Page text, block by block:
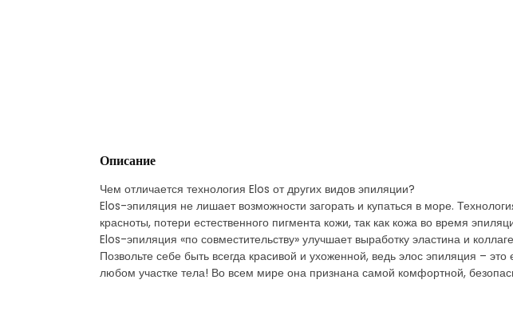
Описание
Чем отличается технология Elos от других видов эпиляции?
Elos-эпиляция не лишает возможности загорать и купаться в море.
красноты, потери естественного пигмента кожи, так как кожа во время
Elos-эпиляция «по совместительству» улучшает выработку эластина и
Позвольте себе быть всегда красивой и ухоженной, ведь элос эпиляция –
любом участке тела! Во всем мире она признана самой комфортной,